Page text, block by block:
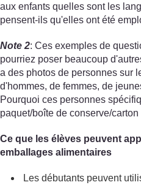
aux enfants quelles sont les
pensent-ils qu'elles ont été
Note 2: Ces exemples de
pourriez poser beaucoup
a des photos de personnes sur
d'hommes, de femmes, de
Pourquoi ces personnes
paquet/boîte de conserve/carton
Ce que les élèves peuvent
emballages alimentaires
Les débutants peuvent